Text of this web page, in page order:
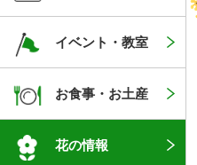
イベント・教室
お食事・お土産
花の情報